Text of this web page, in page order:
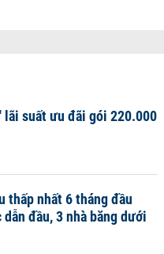
lãi suất ưu đãi gói 220.000
thấp nhất 6 tháng đầu
đầu, 3 nhà băng dưới